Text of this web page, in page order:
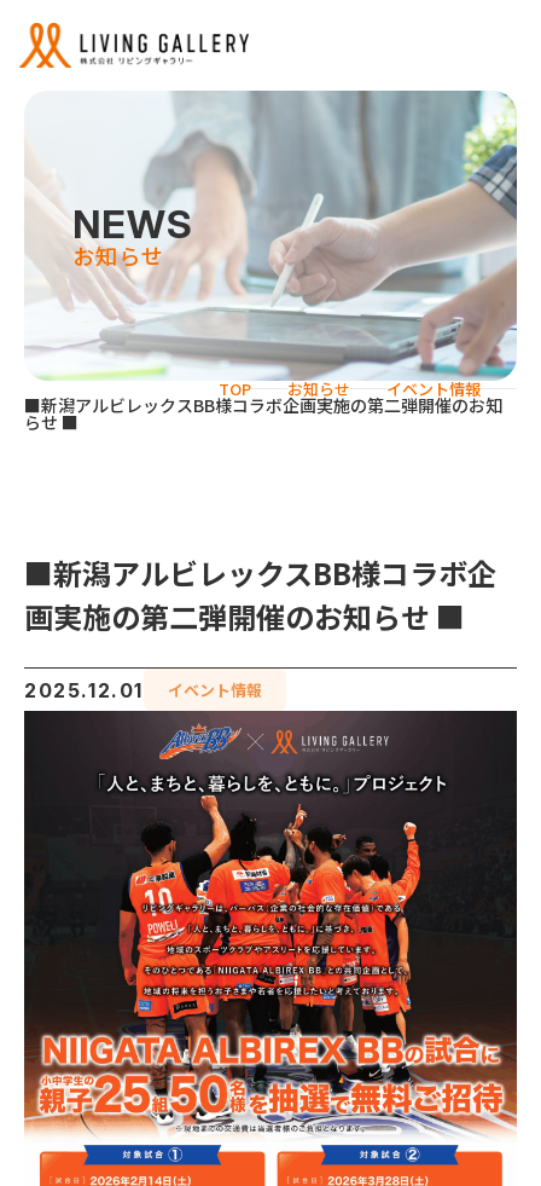
サービス
リビングギャラリーの強み
お知らせ
採用情報
お問い合わせ
オーナー様へ
NEWS
お知らせ
TOP お知らせ イベント情報
■新潟アルビレックスBB様コラボ企画実施の第二弾開催のお知
らせ ■
■新潟アルビレックスBB様コラボ企
画実施の第二弾開催のお知らせ ■
2025.12.01 イベント情報